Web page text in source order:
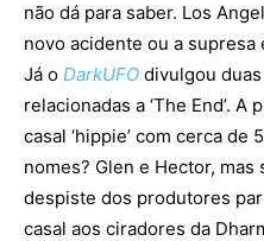
não dá para saber. Los
novo acidente ou a supresa
Já o DarkUFO divulgou
relacionadas a ‘The End’.
casal ‘hippie’ com cerca de
nomes? Glen e Hector,
despiste dos produtores
casal aos ciradores da